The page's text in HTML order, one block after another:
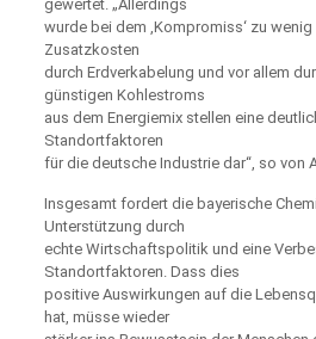
gewertet. „Allerdings
wurde bei dem ,Kompromiss‘ zu
Zusatzkosten
durch Erdverkabelung und vor allem
günstigen Kohlestroms
aus dem Energiemix stellen eine
Standortfaktoren
für die deutsche Industrie dar“, so von
Insgesamt fordert die bayerische
Unterstützung durch
echte Wirtschaftspolitik und eine
Standortfaktoren. Dass dies
positive Auswirkungen auf die
hat, müsse wieder